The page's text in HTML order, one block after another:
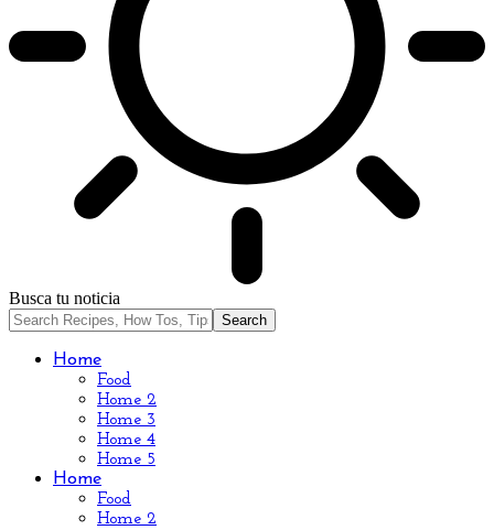
Busca tu noticia
Home
Food
Home 2
Home 3
Home 4
Home 5
Home
Food
Home 2